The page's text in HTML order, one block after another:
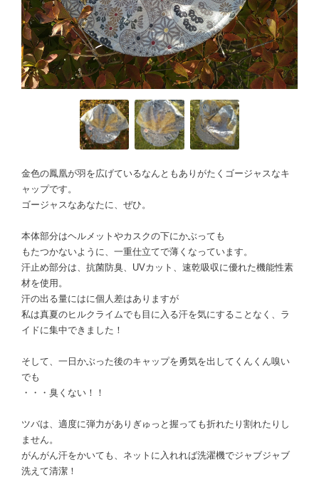
金色の鳳凰が羽を広げているなんともありがたくゴージャスなキ
ャップです。
ゴージャスなあなたに、ぜひ。
本体部分はヘルメットやカスクの下にかぶっても
もたつかないように、一重仕立てで薄くなっています。
汗止め部分は、抗菌防臭、UVカット、速乾吸収に優れた機能性素
材を使用。
汗の出る量にはに個人差はありますが
私は真夏のヒルクライムでも目に入る汗を気にすることなく、ラ
イドに集中できました！
そして、一日かぶった後のキャップを勇気を出してくんくん嗅い
でも
・・・臭くない！！
ツバは、適度に弾力がありぎゅっと握っても折れたり割れたりし
ません。
がんがん汗をかいても、ネットに入れれば洗濯機でジャブジャブ
洗えて清潔！